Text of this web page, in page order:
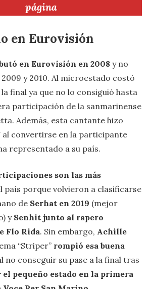
página
en Eurovisión
en Eurovisión en 2008 y no
y 2010. Al microestado costó
final ya que no lo consiguió hasta
participación de la sanmarinense
Además, esta cantante hizo
al convertirse en la participante
representado a su país.
son las más
país porque volvieron a clasificarse
de Serhat en 2019 (mejor
ySenhit junto al rapero
Flo Rida. Sin embargo, Achille
“Striper” rompió esa buena
no conseguir su pase a la final tras
pequeño estado en la primera